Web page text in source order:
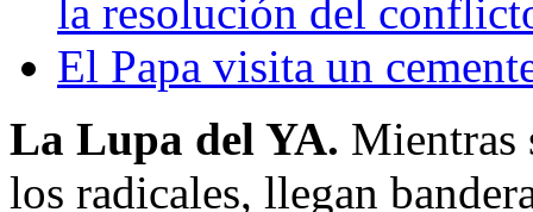
la resolución del
El Papa visita un
La Lupa del YA. Mientras
los radicales, llegan